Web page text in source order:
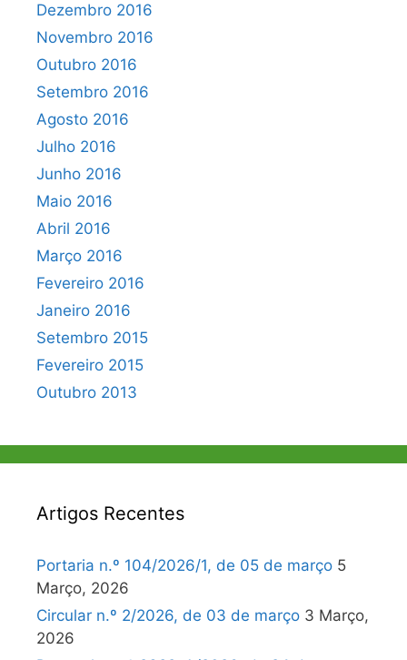
Dezembro 2016
Novembro 2016
Outubro 2016
Setembro 2016
Agosto 2016
Julho 2016
Junho 2016
Maio 2016
Abril 2016
Março 2016
Fevereiro 2016
Janeiro 2016
Setembro 2015
Fevereiro 2015
Outubro 2013
Artigos Recentes
Portaria n.º 104/2026/1, de 05 de março 5
Março, 2026
Circular n.º 2/2026, de 03 de março 3 Março,
2026